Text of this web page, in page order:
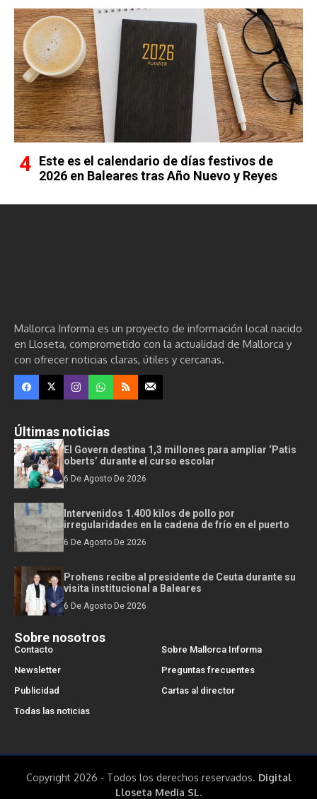
Este es el calendario de días festivos de
2026 en Baleares tras Año Nuevo y Reyes
Mallorca Informa es un proyecto de información local nacido
en Lloseta, comprometido con la actualidad de Mallorca y
con ofrecer noticias claras, útiles y cercanas.
Últimas noticias
El Govern destina 1,3 millones para ampliar ‘Patis
oberts’ durante el curso escolar
6 De Agosto De 2026
Intervenidos 1.400 kilos de pollo por
irregularidades en la cadena de frío en el puerto
6 De Agosto De 2026
Prohens recibe al presidente de Ceuta durante su
visita institucional a Baleares
6 De Agosto De 2026
Sobre nosotros
Contacto
Sobre Mallorca Informa
Newsletter
Preguntas frecuentes
Publicidad
Cartas al director
Todas las noticias
Copyright 2026 - Todos los derechos reservados. Digital
Lloseta Media SL.